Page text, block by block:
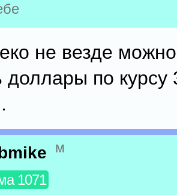
не везде
доллары по курсу
м
1071